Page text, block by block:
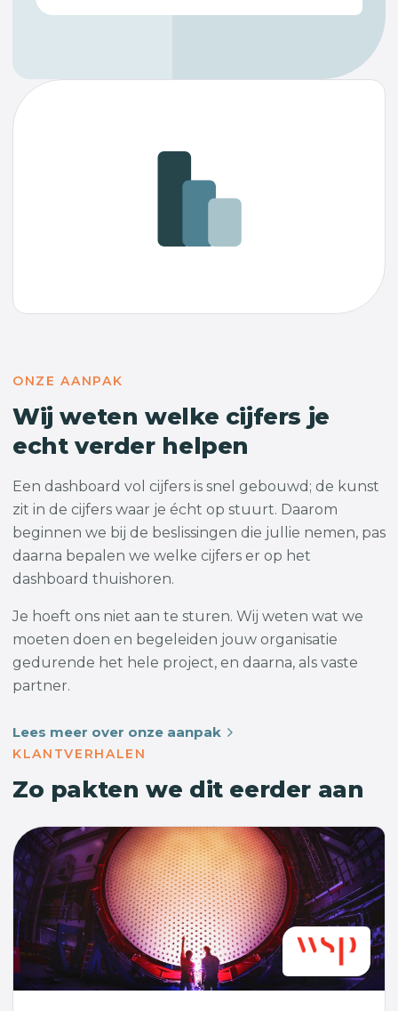
ONZE AANPAK
Wij weten welke cijfers je
echt verder helpen
Een dashboard vol cijfers is snel gebouwd; de kunst
zit in de cijfers waar je écht op stuurt. Daarom
beginnen we bij de beslissingen die jullie nemen, pas
daarna bepalen we welke cijfers er op het
dashboard thuishoren.
Je hoeft ons niet aan te sturen. Wij weten wat we
moeten doen en begeleiden jouw organisatie
gedurende het hele project, en daarna, als vaste
partner.
Lees meer over onze aanpak
KLANTVERHALEN
Zo pakten we dit eerder aan